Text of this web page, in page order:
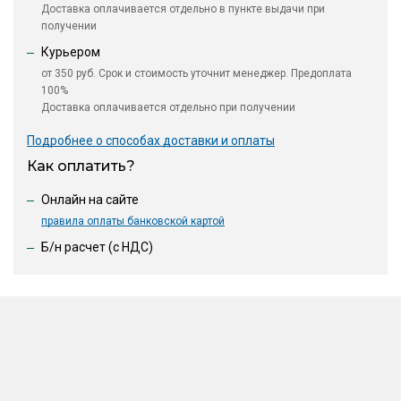
Доставка оплачивается отдельно в пункте выдачи при
получении
Курьером
от 350 руб. Срок и стоимость уточнит менеджер. Предоплата
100%
Доставка оплачивается отдельно при получении
Подробнее о способах доставки и оплаты
Как оплатить?
Онлайн на сайте
правила оплаты банковской картой
Б/н расчет (c НДС)